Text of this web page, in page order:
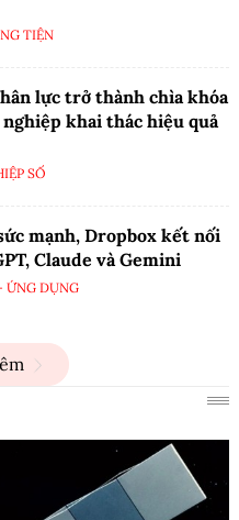
TIỆN
lực trở thành chìa khóa
khai thác hiệu quả
SỐ
mạnh, Dropbox kết nối
Claude và Gemini
ỨNG DỤNG